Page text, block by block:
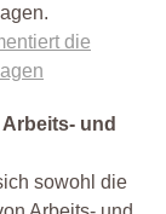
die
und
sowohl die